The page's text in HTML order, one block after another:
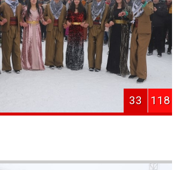
33 118